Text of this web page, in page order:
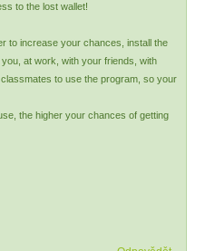
to the lost wallet!
to increase your chances, install the
at work, with your friends, with
to use the program, so your
the higher your chances of getting